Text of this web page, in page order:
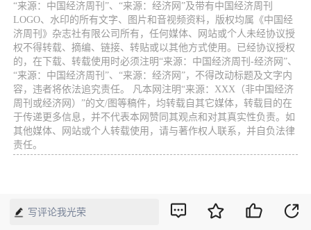
“来源：中国经济周刊”、“来源：经济网”及带有中国经济周刊
LOGO、水印的所有文字、图片和音视频资料，版权均属《中国经
济周刊》杂志社有限公司所有，任何媒体、网站或个人未经协议授
权不得转载、摘编、链接、转贴或以其他方式使用。已经协议授权
的，在下载、转载使用时必须注明“来源：中国经济周刊-经济网”、
“来源：中国经济周刊”、“来源：经济网”，不得改动标题及文字内
容，违者将依法追究责任。 凡本网注明“来源：XXX（非中国经济
周刊或经济网）”的文/图等稿件，均转载自其它媒体，转载目的在
于传递更多信息，并不代表本网赞同其观点和对其真实性负责。如
其他媒体、网站或个人转载使用，请与著作权人联系，并自负法律
责任。
写评论我光荣